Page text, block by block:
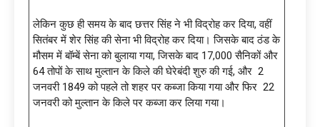
लेकिन कुछ ही समय के बाद छत्तर सिंह ने भी विद्रोह कर दिया, वहीं
सितंबर में शेर सिंह की सेना भी विद्रोह कर दिया। जिसके बाद ठंड के
मौसम में बॉम्बें सेना को बुलाया गया, जिसके बाद 17,000 सैनिकों और
64 तोपों के साथ मुल्तान के किले की घेरेबंदी शुरु की गई, और 2
जनवरी 1849 को पहले तो शहर पर कब्जा किया गया और फिर 22
जनवरी को मुल्तान के किले पर कब्जा कर लिया गया।